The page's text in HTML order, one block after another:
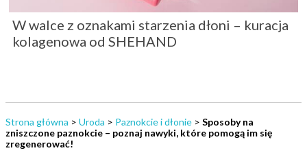
W walce z oznakami starzenia dłoni – kuracja
kolagenowa od SHEHAND
Strona główna > Uroda > Paznokcie i dłonie > Sposoby na
zniszczone paznokcie – poznaj nawyki, które pomogą im się
zregenerować!